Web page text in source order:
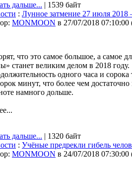
дальше... | 1539 байт
: Лунное затмение 27 июля 2018
MONMOON в 27/07/2018 07:10:00
что это самое большое, а самое
станет великим делом в 2018 году.
одного часа и
минут, что более чем
намного дольше.
дальше... | 1320 байт
: Учёные предрекли гибель
MONMOON в 24/07/2018 07:30:00